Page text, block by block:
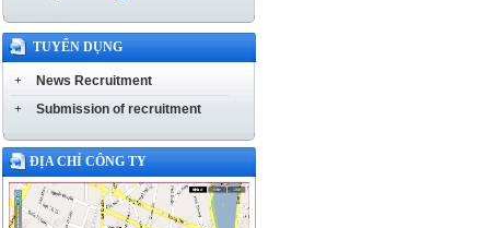
TUYỂN DỤNG
+
News Recruitment
+
Submission of recruitment
ĐỊA CHỈ CÔNG TY